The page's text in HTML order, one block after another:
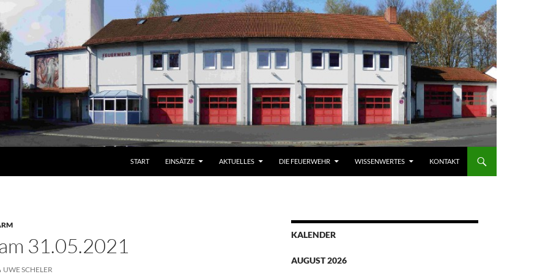
START EINSÄTZE AKTUELLES DIE FEUERWEHR WISSENWERTES KONTAKT
31.05.2021
UWE SCHELER
KALENDER
AUGUST 2026